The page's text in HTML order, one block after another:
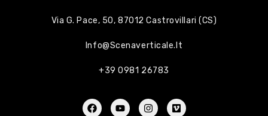
Via G. Pace, 50, 87012 Castrovillari (CS)
Info@scenaverticale.it
+39 0981 26783